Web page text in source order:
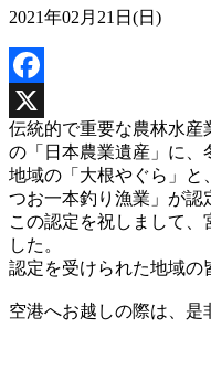
2021年02月21日(日)
Facebook
X
伝統的で重要な農林水産
の「日本農業遺産」に、
地域の「大根やぐら」と
つお一本釣り漁業」が認
この認定を祝しまして、
した。
認定を受けられた地域の
空港へお越しの際は、是